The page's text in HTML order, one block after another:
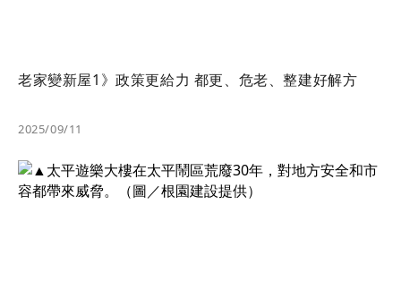
老家變新屋1》政策更給力 都更、危老、整建好解方
2025/09/11